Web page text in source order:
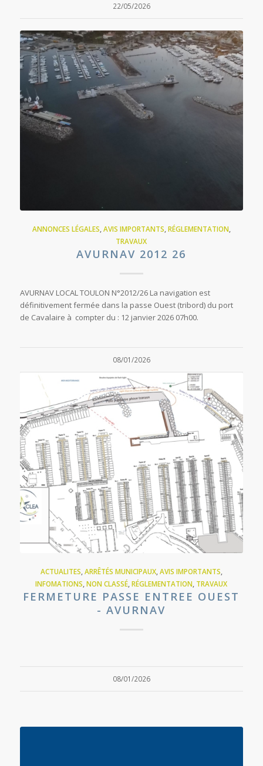
22/05/2026
ANNONCES LÉGALES,AVIS IMPORTANTS,RÉGLEMENTATION,
TRAVAUX
AVURNAV 2012 26
AVURNAV LOCAL TOULON N°2012/26 La navigation est
définitivement fermée dans la passe Ouest (tribord) du port
de Cavalaire à compter du : 12 janvier 2026 07h00.
08/01/2026
ACTUALITES ARRÊTÉS MUNICIPAUX, AVIS IMPORTANTS
INFOMATIONS ,NON CLASSÉ ,RÉGLEMENTATION TRAVAUX
FERMETURE PASSE ENTREE OUEST
- AVURNAV
08/01/2026